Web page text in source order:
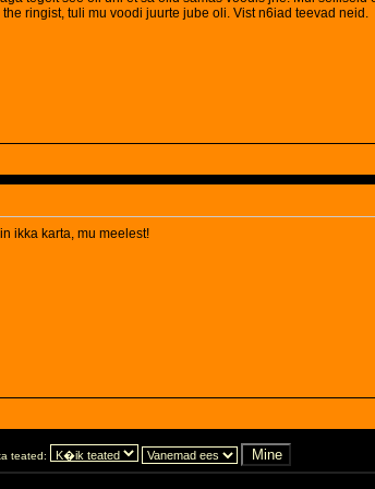
ringist, tuli mu voodi juurte jube oli. Vist n6iad teevad neid.
ikka karta, mu meelest!
teated: